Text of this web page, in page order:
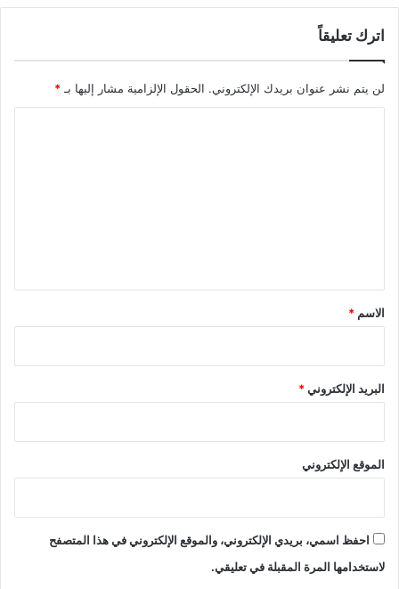
اترك تعليقاً
لن يتم نشر عنوان بريدك الإلكتروني. الحقول الإلزامية مشار إليها بـ*
*
الاسم *
البريد الإلكتروني*
الموقع الإلكتروني
احفظ اسمي، بريدي الإلكتروني، والموقع الإلكتروني في هذا المتصفح
لاستخدامها المرة المقبلة في تعليقي.